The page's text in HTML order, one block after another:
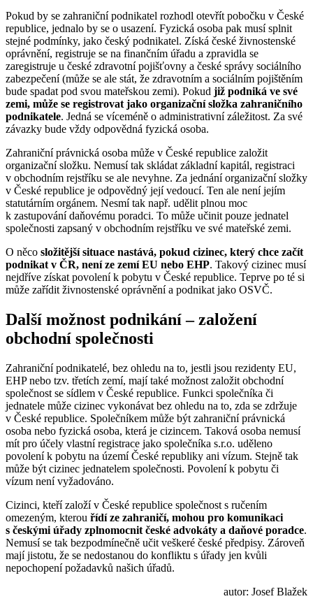
Pokud by se zahraniční podnikatel rozhodl otevřít pobočku v České
republice, jednalo by se o usazení. Fyzická osoba pak musí splnit
stejné podmínky, jako český podnikatel. Získá české živnostenské
oprávnění, registruje se na finančním úřadu a zpravidla se
zaregistruje u české zdravotní pojišťovny a české správy sociálního
zabezpečení (může se ale stát, že zdravotním a sociálním pojištěním
bude spadat pod svou mateřskou zemi). Pokud již podniká ve své
zemi, může se registrovat jako organizační složka zahraničního
podnikatele. Jedná se víceméně o administrativní záležitost. Za své
závazky bude vždy odpovědná fyzická osoba.
Zahraniční právnická osoba může v České republice založit
organizační složku. Nemusí tak skládat základní kapitál, registraci
v obchodním rejstříku se ale nevyhne. Za jednání organizační složky
v České republice je odpovědný její vedoucí. Ten ale není jejím
statutárním orgánem. Nesmí tak např. udělit plnou moc
k zastupování daňovému poradci. To může učinit pouze jednatel
společnosti zapsaný v obchodním rejstříku ve své mateřské zemi.
O něco složitější situace nastává, pokud cizinec, který chce začít
podnikat v ČR, není ze zemí EU nebo EHP. Takový cizinec musí
nejdříve získat povolení k pobytu v České republice. Teprve po té si
může zařídit živnostenské oprávnění a podnikat jako OSVČ.
Další možnost podnikání – založení
obchodní společnosti
Zahraniční podnikatelé, bez ohledu na to, jestli jsou rezidenty EU,
EHP nebo tzv. třetích zemí, mají také možnost založit obchodní
společnost se sídlem v České republice. Funkci společníka či
jednatele může cizinec vykonávat bez ohledu na to, zda se zdržuje
v České republice. Společníkem může být zahraniční právnická
osoba nebo fyzická osoba, která je cizincem. Taková osoba nemusí
mít pro účely vlastní registrace jako společníka s.r.o. uděleno
povolení k pobytu na území České republiky ani vízum. Stejně tak
může být cizinec jednatelem společnosti. Povolení k pobytu či
vízum není vyžadováno.
Cizinci, kteří založí v České republice společnost s ručením
omezeným, kterou řídí ze zahraničí, mohou pro komunikaci
s českými úřady zplnomocnit české advokáty a daňové poradce.
Nemusí se tak bezpodmínečně učit veškeré české předpisy. Zároveň
mají jistotu, že se nedostanou do konfliktu s úřady jen kvůli
nepochopení požadavků našich úřadů.
autor: Josef Blažek